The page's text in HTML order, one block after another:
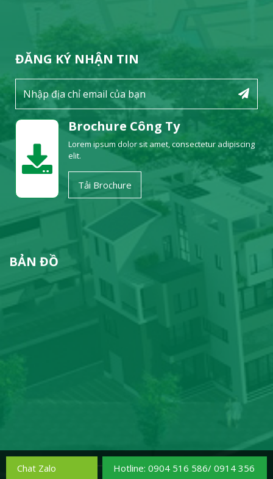
ĐĂNG KÝ NHẬN TIN
Brochure Công Ty
Lorem ipsum dolor sit amet, consectetur adipiscing
elit.
Tải Brochure
BẢN ĐỒ
Chat Zalo
Hotline: 0904 516 586/ 0914 356